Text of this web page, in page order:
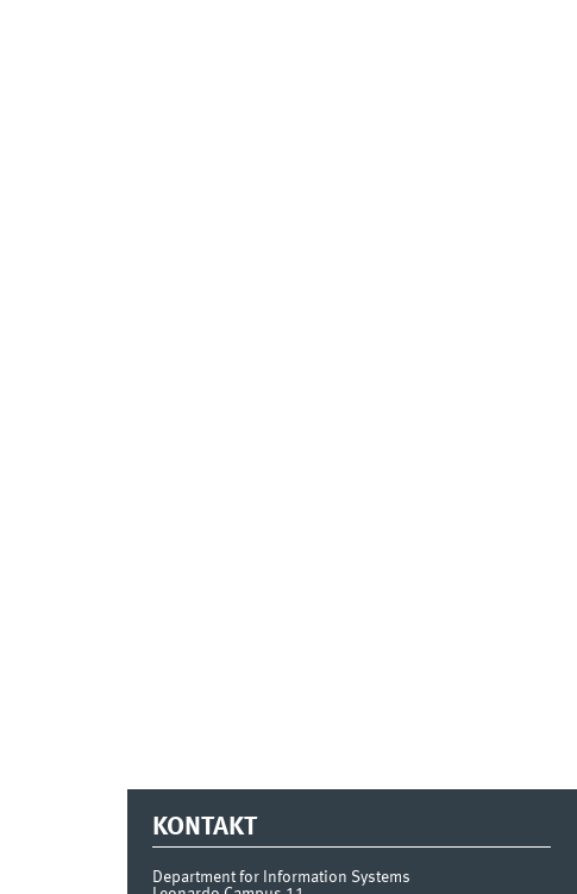
KONTAKT
Department for Information Systems